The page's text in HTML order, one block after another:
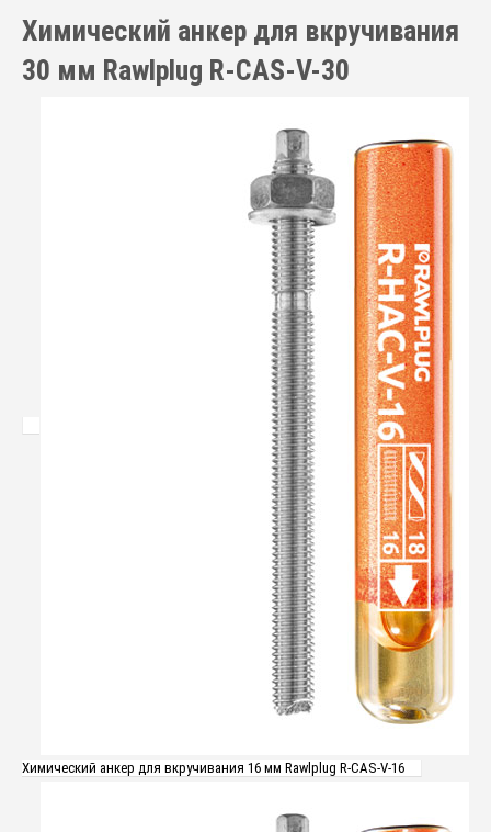
Химический анкер для вкручивания
30 мм Rawlplug R-CAS-V-30
Химический анкер для вкручивания 16 мм Rawlplug R-CAS-V-16